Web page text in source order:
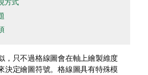
方式
，只不過格線圖會在軸上繪製維度
決定繪圖符號。格線圖具有特殊模